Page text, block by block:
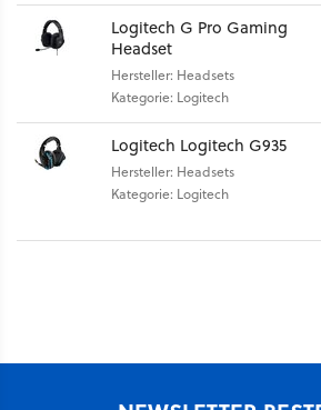
Logitech G Pro Gaming
Headset
Hersteller: Headsets
Kategorie: Logitech
Logitech Logitech G935
Hersteller: Headsets
Kategorie: Logitech